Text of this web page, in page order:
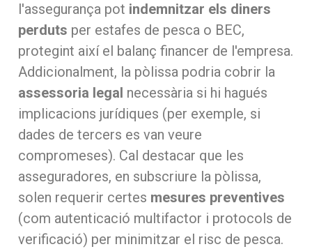
l'assegurança pot indemnitzar els diners
perduts per estafes de pesca o BEC,
protegint així el balanç financer de l'empresa.
Addicionalment, la pòlissa podria cobrir la
assessoria legal necessària si hi hagués
implicacions jurídiques (per exemple, si
dades de tercers es van veure
compromeses). Cal destacar que les
asseguradores, en subscriure la pòlissa,
solen requerir certes mesures preventives
(com autenticació multifactor i protocols de
verificació) per minimitzar el risc de pesca.